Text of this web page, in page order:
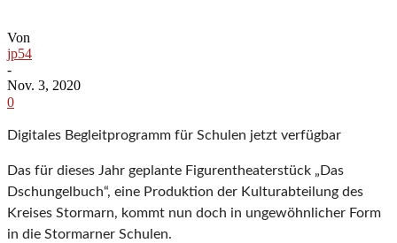
Von
jp54
-
Nov. 3, 2020
0
Digitales Begleitprogramm für Schulen jetzt verfügbar
Das für dieses Jahr geplante Figurentheaterstück „Das
Dschungelbuch“, eine Produktion der Kulturabteilung des
Kreises Stormarn, kommt nun doch in ungewöhnlicher Form
in die Stormarner Schulen.